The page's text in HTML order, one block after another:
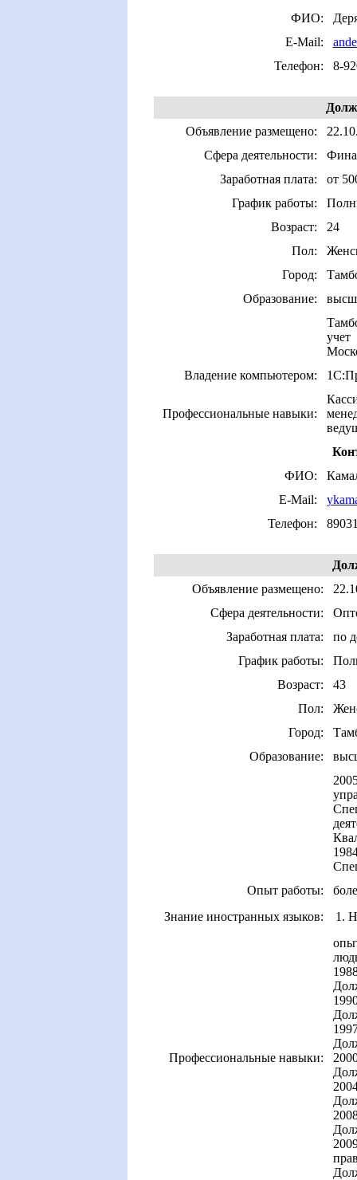
ФИО:
E-Mail:
Телефон:
8-
Объявление размещено:
Сфера деятельности:
Заработная плата:
от
График работы:
Возраст:
24
Пол:
Город:
Образование:
учет
Владение компьютером:
Профессиональные навыки:
ФИО:
E-Mail:
Телефон:
Объявление размещено:
Сфера деятельности:
Заработная плата:
по
График работы:
Возраст:
43
Пол:
Город:
Образование:
Опыт работы:
Знание иностранных языков:
1.
Профессиональные навыки: